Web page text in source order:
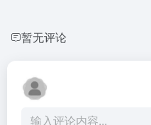
暂无评论